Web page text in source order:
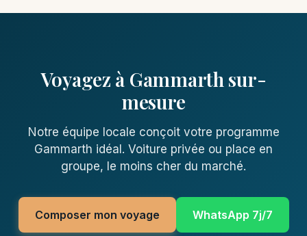
Voyagez à Gammarth sur-
mesure
Notre équipe locale conçoit votre programme
Gammarth idéal. Voiture privée ou place en
groupe, le moins cher du marché.
Composer mon voyage WhatsApp 7j/7